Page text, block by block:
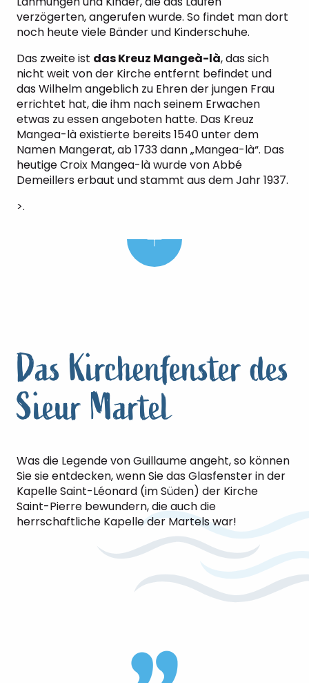
verzögerten, angerufen wurde. So findet man dort
noch heute viele Bänder und Kinderschuhe.
Das zweite ist das Kreuz Mangeà-là, das sich
nicht weit von der Kirche entfernt befindet und
das Wilhelm angeblich zu Ehren der jungen Frau
errichtet hat, die ihm nach seinem Erwachen
etwas zu essen angeboten hatte. Das Kreuz
Mangea-là existierte bereits 1540 unter dem
Namen Mangerat, ab 1733 dann „Mangea-là“. Das
heutige Croix Mangea-là wurde von Abbé
Demeillers erbaut und stammt aus dem Jahr 1937.
>.
Wussten Sie schon?
Das Kirchenfenster des
Sieur Martel
Was die Legende von Guillaume angeht, so können
Sie sie entdecken, wenn Sie das Glasfenster in der
Kapelle Saint-Léonard (im Süden) der Kirche
Saint-Pierre bewundern, die auch die
herrschaftliche Kapelle der Martels war!